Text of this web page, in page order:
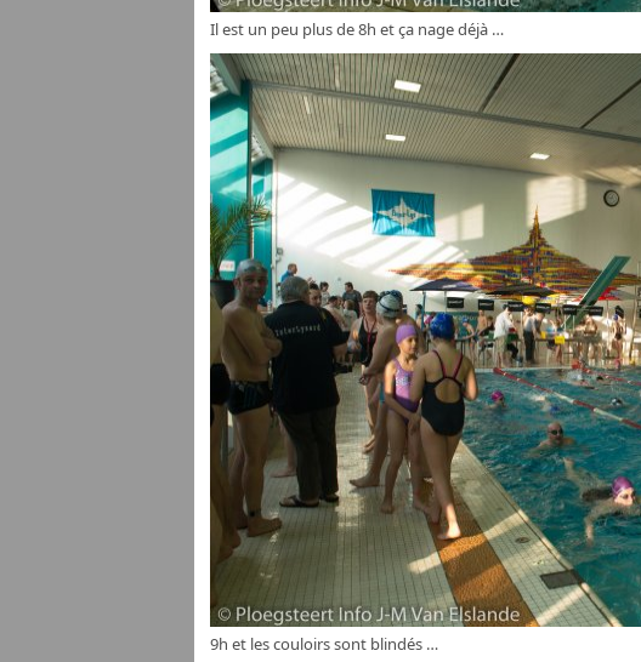
Il est un peu plus de 8h et ça nage déjà …
9h et les couloirs sont blindés …